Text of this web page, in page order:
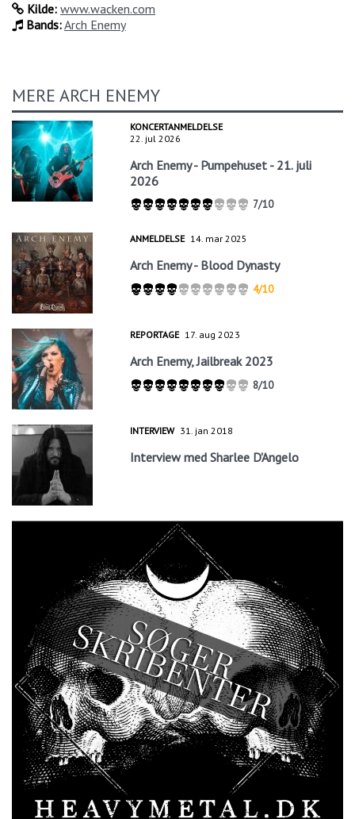
Kilde: www.wacken.com
Bands:Arch Enemy
MERE ARCH ENEMY
KONCERTANMELDELSE
22. jul 2026
Arch Enemy - Pumpehuset - 21. juli
2026
7/10
ANMELDELSE 14. mar 2025
Arch Enemy - Blood Dynasty
4/10
REPORTAGE 17. aug 2023
Arch Enemy, Jailbreak 2023
8/10
INTERVIEW 31. jan 2018
Interview med Sharlee D'Angelo